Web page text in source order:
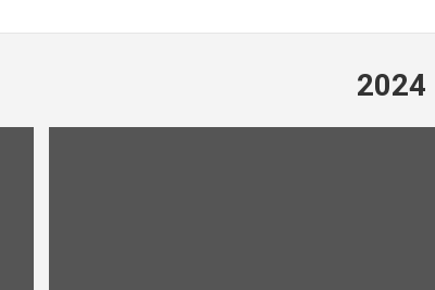
2024